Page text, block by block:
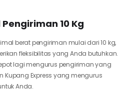
10 Kg
berat pengiriman mulai dari 10 kg,
fleksibilitas yang Anda butuhkan.
lagi mengurus pengiriman yang
Kupang Express yang mengurus
Anda.